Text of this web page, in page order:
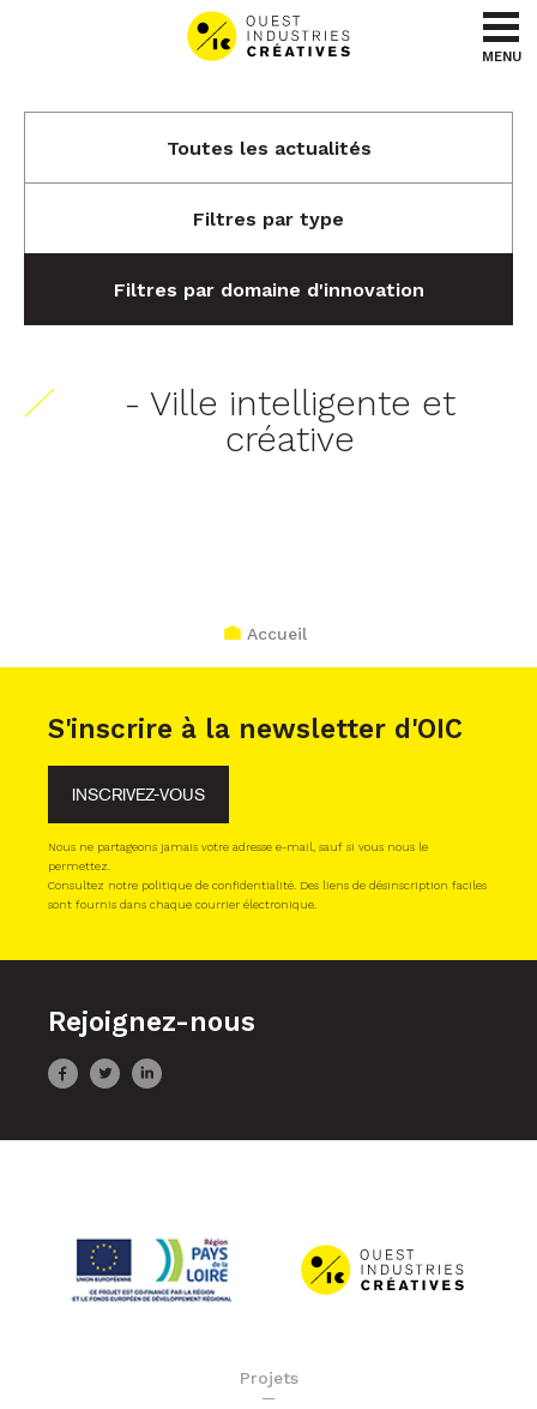
Aller au menu
Aller au contenu
MENU
Toutes les actualités
Filtres par type
Filtres par domaine d'innovation
- Ville intelligente et
créative
Accueil
S'inscrire à la newsletter d'OIC
INSCRIVEZ-VOUS
Nous ne partageons jamais votre adresse e-mail, sauf si vous nous le
permettez.
Consultez notre politique de confidentialité. Des liens de désinscription faciles
sont fournis dans chaque courrier électronique.
Rejoignez-nous
Projets